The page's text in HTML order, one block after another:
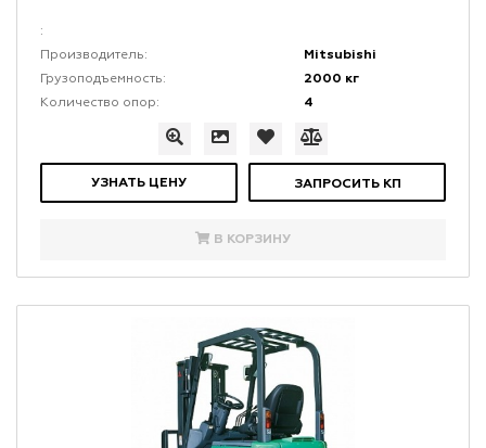
:
Производитель:
Mitsubishi
Грузоподъемность: 2000 кг
Количество опор: 4
УЗНАТЬ ЦЕНУ ЗАПРОСИТЬ КП
В КОРЗИНУ